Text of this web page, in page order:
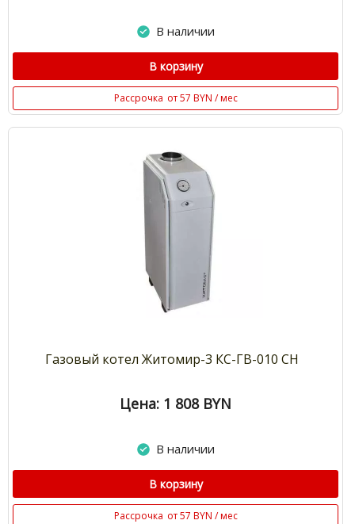
В наличии
В корзину
Рассрочка от 57 BYN / мес
Газовый котел Житомир-3 КС-ГВ-010 СН
Цена: 1 808 BYN
В наличии
В корзину
Рассрочка от 57 BYN / мес